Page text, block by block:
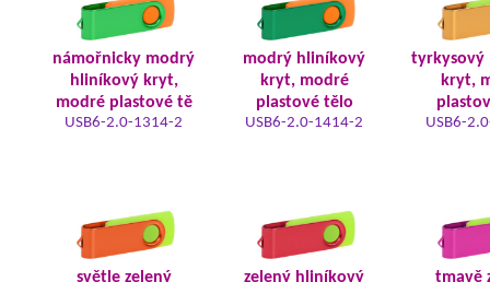
námořnicky modrý
hliníkový kryt,
modré plastové tě
USB6-2.0-1314-2
modrý hliníkový
kryt, modré
plastové tělo
USB6-2.0-1414-2
tyrkysový
kryt,
USB6-
světle zelený zelený hliníkový tmavě